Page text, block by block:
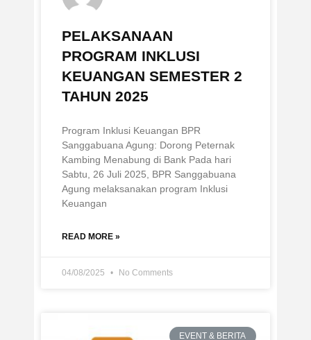
PELAKSANAAN
PROGRAM INKLUSI
KEUANGAN SEMESTER 2
TAHUN 2025
Program Inklusi Keuangan BPR
Sanggabuana Agung: Dorong Peternak
Kambing Menabung di Bank Pada hari
Sabtu, 26 Juli 2025, BPR Sanggabuana
Agung melaksanakan program Inklusi
Keuangan
READ MORE »
04/08/2025 No Comments
EVENT & BERITA